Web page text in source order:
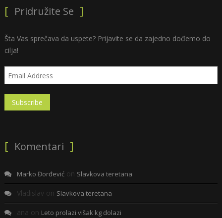
Pridružite Se
Šta Vas sprečava da uspete? Prijavite se da zajedno dođemo do
cilja!
Komentari
Marko Đorđevićon Slavkova teretana
Vladislav on Slavkova teretana
ana on Leto prolazi višak kg dolazi